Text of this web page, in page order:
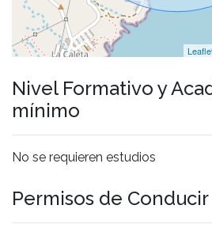
Nivel Formativo y
mínimo
No se requieren estudios
Permisos de Conducir